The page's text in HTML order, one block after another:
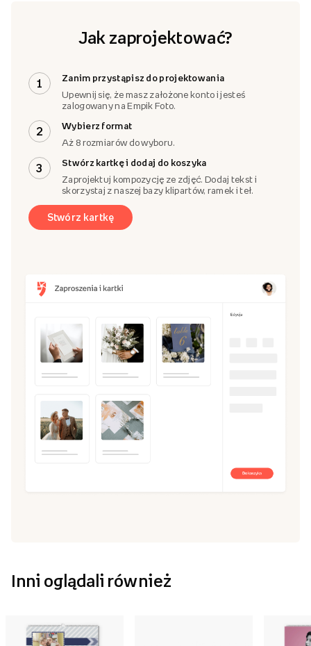
Jak zaprojektować?
1
Zanim przystąpisz do projektowania
Upewnij się, że masz założone konto i jesteś
zalogowany na Empik Foto.
2
Wybierz format
Aż 8 rozmiarów do wyboru.
3
Stwórz kartkę i dodaj do koszyka
Zaprojektuj kompozycję ze zdjęć. Dodaj tekst i
skorzystaj z naszej bazy klipartów, ramek i teł.
Stwórz kartkę
Inni oglądali również